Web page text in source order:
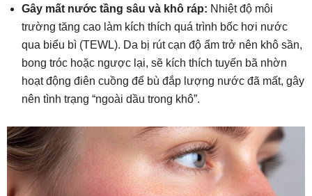
Gây mất nước tầng sâu và khô ráp: Nhiệt độ môi
trường tăng cao làm kích thích quá trình bốc hơi nước
qua biểu bì (TEWL). Da bị rút cạn độ ẩm trở nên khô sần,
bong tróc hoặc ngược lại, sẽ kích thích tuyến bã nhờn
hoạt động điên cuồng để bù đắp lượng nước đã mất, gây
nên tình trạng “ngoài dầu trong khô”.